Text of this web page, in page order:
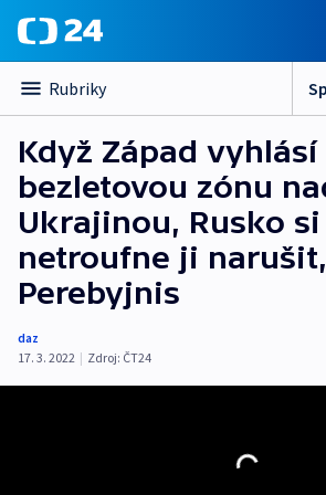
Rubriky
Když Západ vyhlásí
bezletovou zónu
Ukrajinou, Rusko si
netroufne ji
Perebyjnis
daz
17. 3. 2022 | Zdroj: ČT24